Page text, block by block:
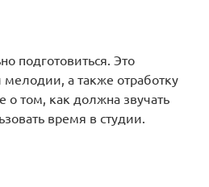
подготовиться. Это
а также отработку
о том, как должна звучать
время в студии.